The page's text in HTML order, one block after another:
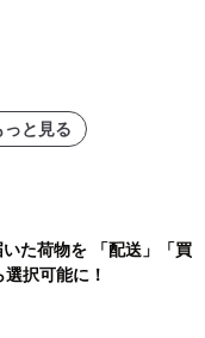
と見る
た荷物を 「配送」「買
択可能に！